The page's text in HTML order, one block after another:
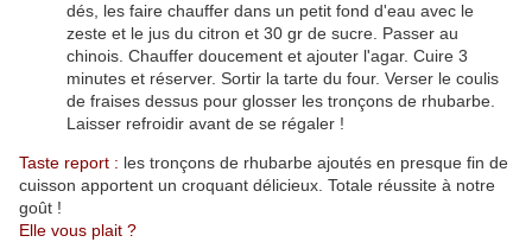
dés, les faire chauffer dans un petit fond d'eau avec le
zeste et le jus du citron et 30 gr de sucre. Passer au
chinois. Chauffer doucement et ajouter l'agar. Cuire 3
minutes et réserver. Sortir la tarte du four. Verser le coulis
de fraises dessus pour glosser les tronçons de rhubarbe.
Laisser refroidir avant de se régaler !
Taste report : les tronçons de rhubarbe ajoutés en presque fin de
cuisson apportent un croquant délicieux. Totale réussite à notre
goût !
Elle vous plait ?